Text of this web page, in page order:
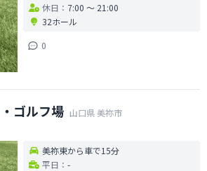
休日： 7:00 〜 21:00
32ホール
0
ゴルフ場 山口県美祢市
美祢東から車で15分
平日： -